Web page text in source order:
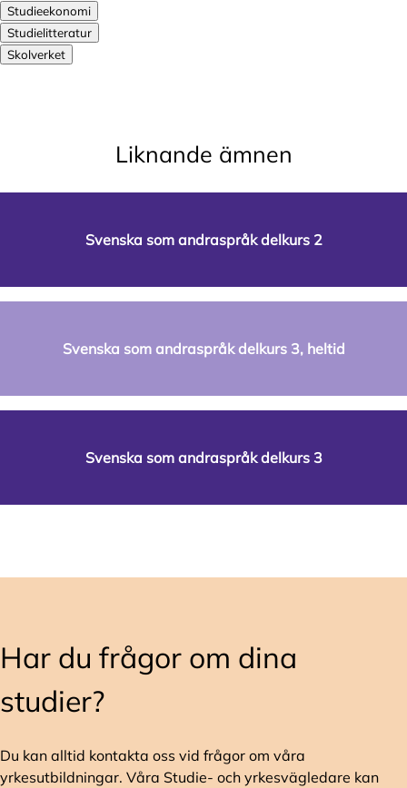
Studieekonomi
Studielitteratur
Skolverket
Liknande ämnen
Svenska som andraspråk delkurs 2
Svenska som andraspråk delkurs 3, heltid
Svenska som andraspråk delkurs 3
Har du frågor om dina
studier?
Du kan alltid kontakta oss vid frågor om våra
yrkesutbildningar. Våra Studie- och yrkesvägledare kan